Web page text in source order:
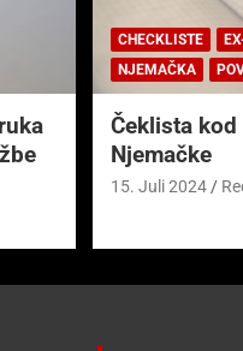
CHECKLISTE
NJEMAČKA
Čeklista
Njemačke
15. Juli 2024